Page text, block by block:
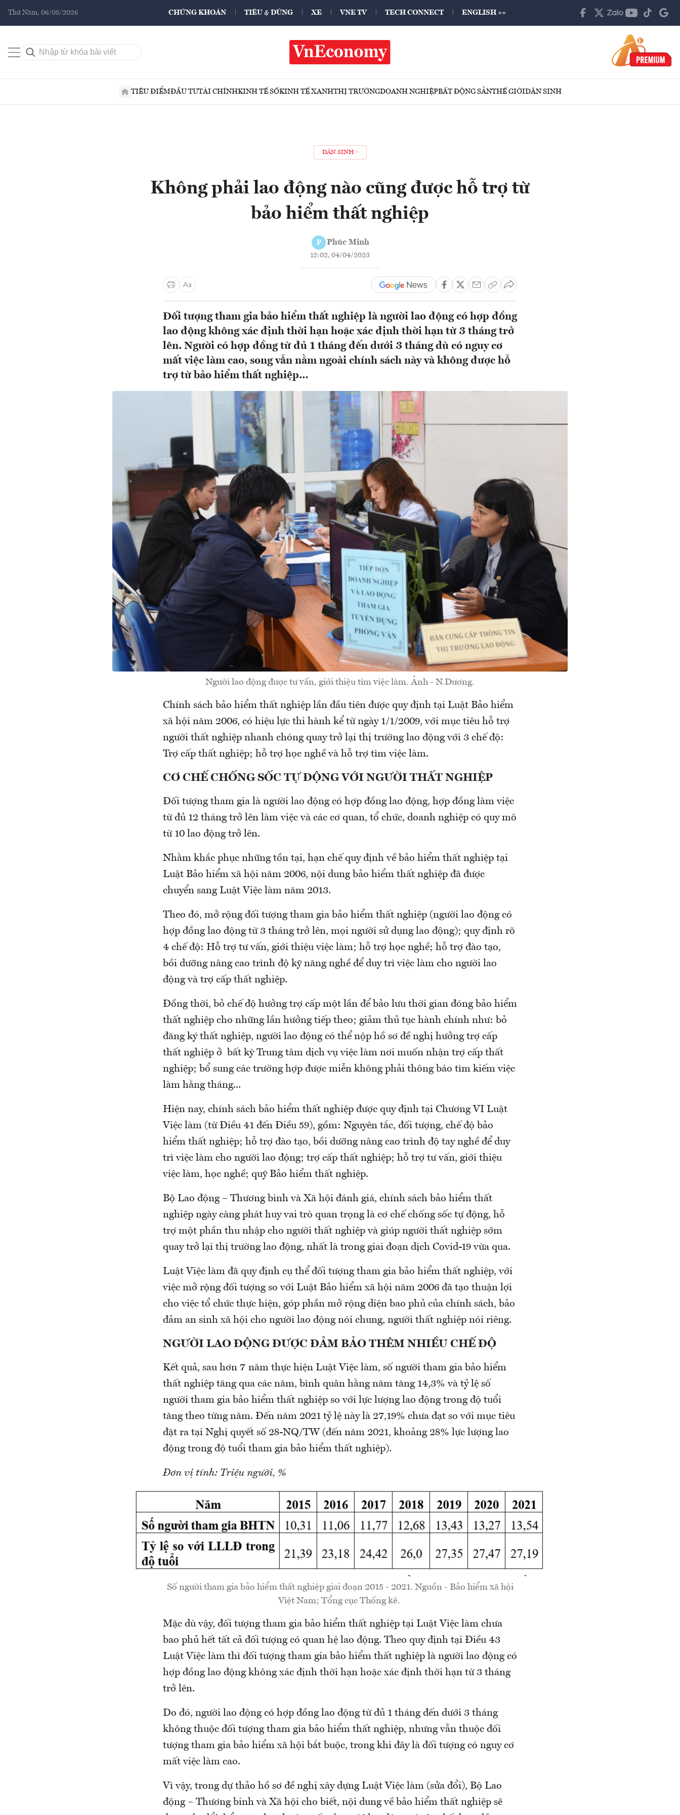
Thứ Năm, 06/08/2026 CHỨNG KHOÁN TIÊU & DÙNG XE VNE TV TECH CONNECT ENGLISH ++
TIÊU ĐIỂMĐẦU TƯTÀI CHÍNHKINH TẾ SỐKINH TẾ XANHTHỊ TRƯỜNGDOANH NGHIỆPBẤT ĐỘNG SẢNTHẾ GIỚIDÂN SINH
DÂN SINH
Không phải lao động nào cũng được hỗ trợ từ
bảo hiểm thất nghiệp
P Phúc Minh
12:02, 04/04/2023
Đối tượng tham gia bảo hiểm thất nghiệp là người lao động có hợp đồng
lao động không xác định thời hạn hoặc xác định thời hạn từ 3 tháng trở
lên. Người có hợp đồng từ đủ 1 tháng đến dưới 3 tháng dù có nguy cơ
mất việc làm cao, song vẫn nằm ngoài chính sách này và không được hỗ
trợ từ bảo hiểm thất nghiệp…
Người lao động được tư vấn, giới thiệu tìm việc làm. Ảnh - N.Dương.
Chính sách bảo hiểm thất nghiệp lần đầu tiên được quy định tại Luật Bảo hiểm
xã hội năm 2006, có hiệu lực thi hành kể từ ngày 1/1/2009, với mục tiêu hỗ trợ
người thất nghiệp nhanh chóng quay trở lại thị trường lao động với 3 chế độ:
Trợ cấp thất nghiệp; hỗ trợ học nghề và hỗ trợ tìm việc làm.
CƠ CHẾ CHỐNG SỐC TỰ ĐỘNG VỚI NGƯỜI THẤT NGHIỆP
Đối tượng tham gia là người lao động có hợp đồng lao động, hợp đồng làm việc
từ đủ 12 tháng trở lên làm việc và các cơ quan, tổ chức, doanh nghiệp có quy mô
từ 10 lao động trở lên.
Nhằm khắc phục những tồn tại, hạn chế quy định về bảo hiểm thất nghiệp tại
Luật Bảo hiểm xã hội năm 2006, nội dung bảo hiểm thất nghiệp đã được
chuyển sang Luật Việc làm năm 2013.
Theo đó, mở rộng đối tượng tham gia bảo hiểm thất nghiệp (người lao động có
hợp đồng lao động từ 3 tháng trở lên, mọi người sử dụng lao động); quy định rõ
4 chế độ: Hỗ trợ tư vấn, giới thiệu việc làm; hỗ trợ học nghề; hỗ trợ đào tạo,
bồi dưỡng nâng cao trình độ kỹ năng nghề để duy trì việc làm cho người lao
động và trợ cấp thất nghiệp.
Đồng thời, bỏ chế độ hưởng trợ cấp một lần để bảo lưu thời gian đóng bảo hiểm
thất nghiệp cho những lần hưởng tiếp theo; giảm thủ tục hành chính như: bỏ
đăng ký thất nghiệp, người lao động có thể nộp hồ sơ đề nghị hưởng trợ cấp
thất nghiệp ở bất kỳ Trung tâm dịch vụ việc làm nơi muốn nhận trợ cấp thất
nghiệp; bổ sung các trường hợp được miễn không phải thông báo tìm kiếm việc
làm hằng tháng...
Hiện nay, chính sách bảo hiểm thất nghiệp được quy định tại Chương VI Luật
Việc làm (từ Điều 41 đến Điều 59), gồm: Nguyên tắc, đối tượng, chế độ bảo
hiểm thất nghiệp; hỗ trợ đào tạo, bồi dưỡng nâng cao trình độ tay nghề để duy
trì việc làm cho người lao động; trợ cấp thất nghiệp; hỗ trợ tư vấn, giới thiệu
việc làm, học nghề; quỹ Bảo hiểm thất nghiệp.
Bộ Lao động – Thương binh và Xã hội đánh giá, chính sách bảo hiểm thất
nghiệp ngày càng phát huy vai trò quan trọng là cơ chế chống sốc tự động, hỗ
trợ một phần thu nhập cho người thất nghiệp và giúp người thất nghiệp sớm
quay trở lại thị trường lao động, nhất là trong giai đoạn dịch Covid-19 vừa qua.
Luật Việc làm đã quy định cụ thể đối tượng tham gia bảo hiểm thất nghiệp, với
việc mở rộng đối tượng so với Luật Bảo hiểm xã hội năm 2006 đã tạo thuận lợi
cho việc tổ chức thực hiện, góp phần mở rộng diện bao phủ của chính sách, bảo
đảm an sinh xã hội cho người lao động nói chung, người thất nghiệp nói riêng.
NGƯỜI LAO ĐỘNG ĐƯỢC ĐẢM BẢO THÊM NHIỀU CHẾ ĐỘ
Kết quả, sau hơn 7 năm thực hiện Luật Việc làm, số người tham gia bảo hiểm
thất nghiệp tăng qua các năm, bình quân hằng năm tăng 14,3% và tỷ lệ số
người tham gia bảo hiểm thất nghiệp so với lực lượng lao động trong độ tuổi
tăng theo từng năm. Đến năm 2021 tỷ lệ này là 27,19% chưa đạt so với mục tiêu
đặt ra tại Nghị quyết số 28-NQ/TW (đến năm 2021, khoảng 28% lực lượng lao
động trong độ tuổi tham gia bảo hiểm thất nghiệp).
Đơn vị tính: Triệu người, %
Số người tham gia bảo hiểm thất nghiệp giai đoạn 2015 - 2021. Nguồn - Bảo hiểm xã hội
Việt Nam; Tổng cục Thống kê.
Mặc dù vậy, đối tượng tham gia bảo hiểm thất nghiệp tại Luật Việc làm chưa
bao phủ hết tất cả đối tượng có quan hệ lao động. Theo quy định tại Điều 43
Luật Việc làm thì đối tượng tham gia bảo hiểm thất nghiệp là người lao động có
hợp đồng lao động không xác định thời hạn hoặc xác định thời hạn từ 3 tháng
trở lên.
Do đó, người lao động có hợp đồng lao động từ đủ 1 tháng đến dưới 3 tháng
không thuộc đối tượng tham gia bảo hiểm thất nghiệp, nhưng vẫn thuộc đối
tượng tham gia bảo hiểm xã hội bắt buộc, trong khi đây là đối tượng có nguy cơ
mất việc làm cao.
Vì vậy, trong dự thảo hồ sơ đề nghị xây dựng Luật Việc làm (sửa đổi), Bộ Lao
động – Thương binh và Xã hội cho biết, nội dung về bảo hiểm thất nghiệp sẽ